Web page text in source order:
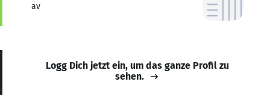
av
Logg Dich jetzt ein, um das ganze Profil zu
sehen.